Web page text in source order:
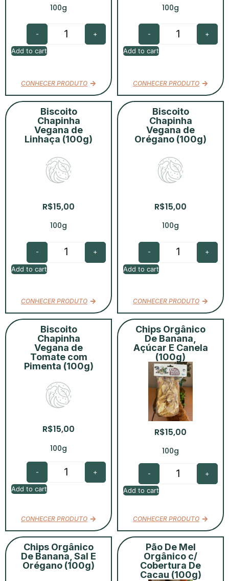
100g
- +
Add to cart
CONHECER PRODUTO
100g
- +
Add to cart
CONHECER PRODUTO
Biscoito
Chapinha
Vegana de
Linhaça (100g)
R$15,00
100g
- +
Add to cart
CONHECER PRODUTO
Biscoito
Chapinha
Vegana de
Orégano (100g)
R$15,00
100g
- +
Add to cart
CONHECER PRODUTO
Biscoito
Chapinha
Vegana de
Tomate com
Pimenta (100g)
R$15,00
100g
- +
Add to cart
CONHECER PRODUTO
Chips Orgânico
De Banana,
Açúcar E Canela
(100g)
R$15,00
100g
- +
Add to cart
CONHECER PRODUTO
Chips Orgânico
De Banana, Sal E
Orégano (100g)
Pão De Mel
Orgânico c/
Cobertura De
Cacau (100g)